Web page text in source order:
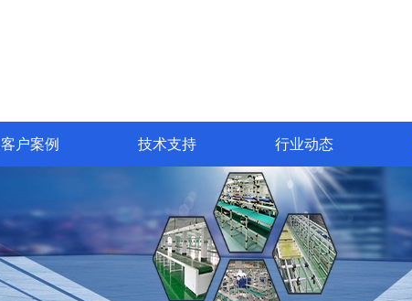
客户案例 技术支持 行业动态